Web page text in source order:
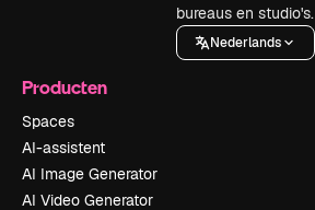
bureaus en studio's.
Nederlands
Producten
Spaces
AI-assistent
AI Image Generator
AI Video Generator